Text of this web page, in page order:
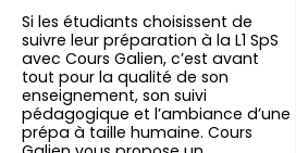
Si les étudiants choisissent de
suivre leur préparation à la L1 SpS
avec Cours Galien, c’est avant
tout pour la qualité de son
enseignement, son suivi
pédagogique et l’ambiance d’une
prépa à taille humaine. Cours